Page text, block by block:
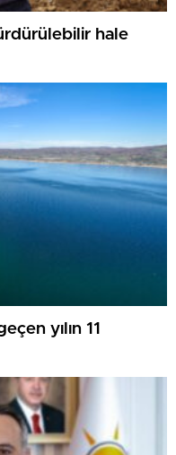
hale
yılın 11